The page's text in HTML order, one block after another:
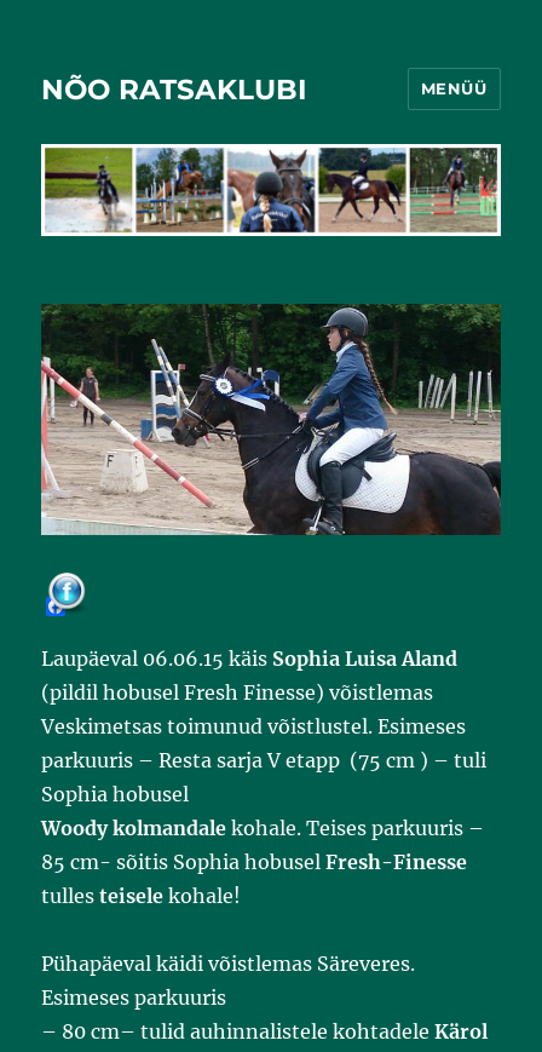
NÕO RATSAKLUBI MENÜÜ
F
e
b
o
o
k
Laupäeval 06.06.15 käis Sophia Luisa Aland
(pildil hobusel Fresh Finesse) võistlemas
Veskimetsas toimunud võistlustel. Esimeses
parkuuris – Resta sarja V etapp (75 cm ) – tuli
Sophia hobusel
Woody kolmandale kohale. Teises parkuuris –
85 cm- sõitis Sophia hobuselFresh-Finesse
tullesteisele kohale!
Pühapäeval käidi võistlemas Säreveres.
Esimeses parkuuris
– 80 cm– tulid auhinnalistele kohtadeleKärol